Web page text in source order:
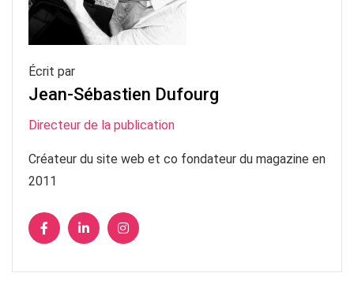
Écrit par
Jean-Sébastien Dufourg
Directeur de la publication
Créateur du site web et co fondateur du magazine en
2011